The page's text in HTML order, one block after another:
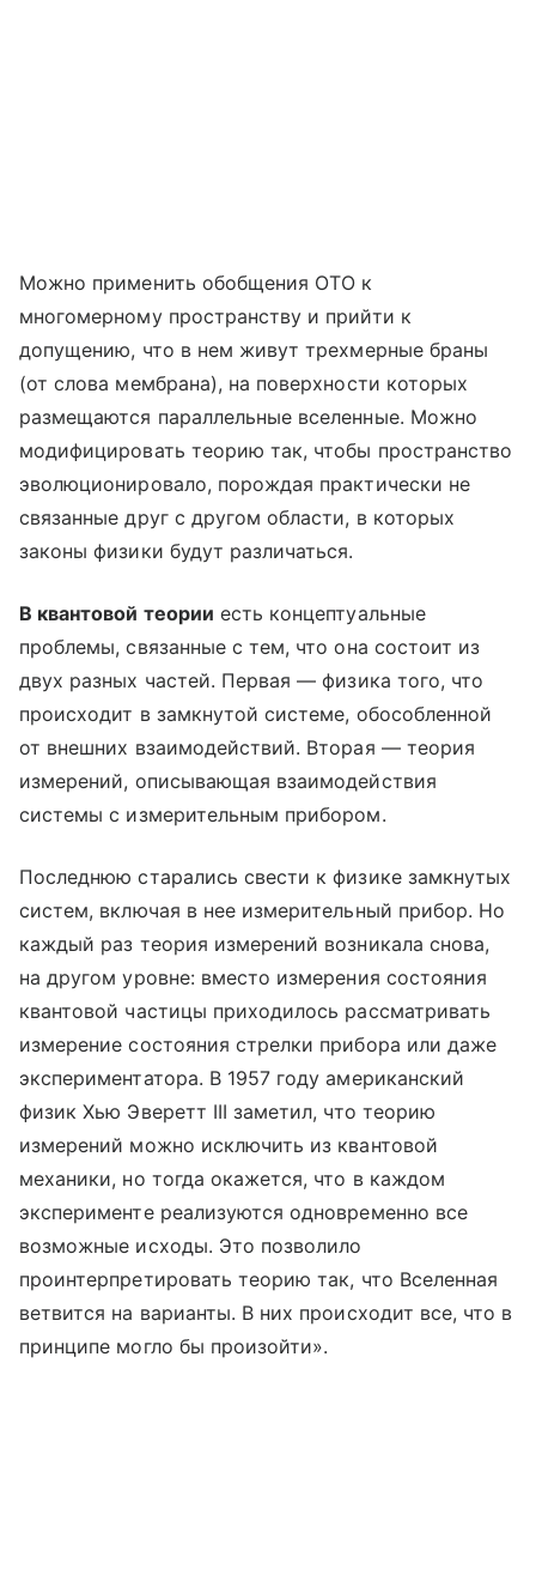
Можно применить обобщения ОТО к
многомерному пространству и прийти к
допущению, что в нем живут трехмерные браны
(от слова мембрана), на поверхности которых
размещаются параллельные вселенные. Можно
модифицировать теорию так, чтобы пространство
эволюционировало, порождая практически не
связанные друг с другом области, в которых
законы физики будут различаться.
В квантовой теории есть концептуальные
проблемы, связанные с тем, что она состоит из
двух разных частей. Первая — физика того, что
происходит в замкнутой системе, обособленной
от внешних взаимодействий. Вторая — теория
измерений, описывающая взаимодействия
системы с измерительным прибором.
Последнюю старались свести к физике замкнутых
систем, включая в нее измерительный прибор. Но
каждый раз теория измерений возникала снова,
на другом уровне: вместо измерения состояния
квантовой частицы приходилось рассматривать
измерение состояния стрелки прибора или даже
экспериментатора. В 1957 году американский
физик Хью Эверетт III заметил, что теорию
измерений можно исключить из квантовой
механики, но тогда окажется, что в каждом
эксперименте реализуются одновременно все
возможные исходы. Это позволило
проинтерпретировать теорию так, что Вселенная
ветвится на варианты. В них происходит все, что в
принципе могло бы произойти».